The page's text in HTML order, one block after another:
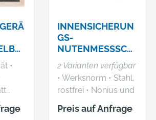
•
INNENSICHERUN
GS-
NUTENMESSSCHI
EBER
2 Varianten verfügbar
• Werksnorm • Stahl,
rostfrei • Nonius und
Skala matt
verchromt •
Preis auf Anfrage